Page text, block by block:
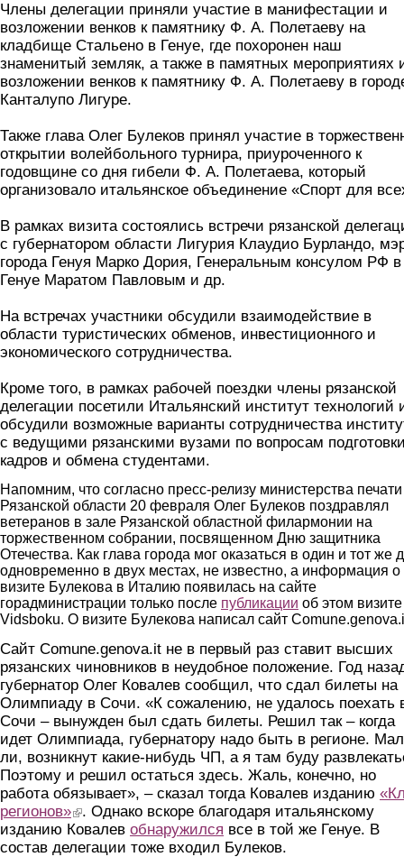
Члены делегации приняли участие в манифестации и
возложении венков к памятнику Ф. А. Полетаеву на
кладбище Стальено в Генуе, где похоронен наш
знаменитый земляк, а также в памятных мероприятиях
возложении венков к памятнику Ф. А. Полетаеву в
Канталупо Лигуре.
Также глава Олег Булеков принял участие в
открытии волейбольного турнира, приуроченного к
годовщине со дня гибели Ф. А. Полетаева, который
организовало итальянское объединение «Спорт для
В рамках визита состоялись встречи рязанской
с губернатором области Лигурия Клаудио Бурландо,
города Генуя Марко Дория, Генеральным консулом РФ в
Генуе Маратом Павловым и др.
На встречах участники обсудили взаимодействие в
области туристических обменов, инвестиционного и
экономического сотрудничества.
Кроме того, в рамках рабочей поездки члены рязанской
делегации посетили Итальянский институт технологий
обсудили возможные варианты сотрудничества
с ведущими рязанскими вузами по вопросам
кадров и обмена студентами.
Напомним, что согласно пресс-релизу министерства печати
Рязанской области 20 февраля Олег Булеков поздравлял
ветеранов в зале Рязанской областной филармонии на
торжественном собрании, посвященном Дню защитника
Отечества. Как глава города мог оказаться в один и тот же
одновременно в двух местах, не известно, а информация о
визите Булекова в Италию появилась на сайте
горадминистрации только после публикации об этом
Vidsboku. О визите Булекова написал сайт
Сайт Comune.genova.it не в первый раз ставит высших
рязанских чиновников в неудобное положение. Год
губернатор Олег Ковалев сообщил, что сдал билеты на
Олимпиаду в Сочи. «К сожалению, не удалось поехать
Сочи – вынужден был сдать билеты. Решил так – когда
идет Олимпиада, губернатору надо быть в регионе.
ли, возникнут какие-нибудь ЧП, а я там буду
Поэтому и решил остаться здесь. Жаль, конечно, но
работа обязывает», – сказал тогда Ковалев изданию
регионов»(link is external)
. Однако вскоре благодаря итальянскому
изданию Ковалев обнаружился все в той же Генуе. В
состав делегации тоже входил Булеков.